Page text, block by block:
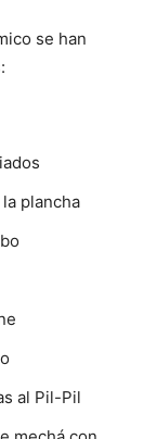
se han
plancha
al Pil-Pil